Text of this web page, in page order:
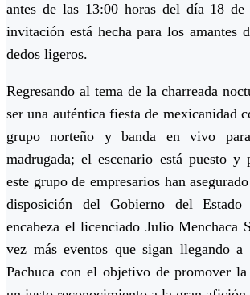
antes de las 13:00 horas del día 18
invitación está hecha para los amantes
dedos ligeros.
Regresando al tema de la charreada
ser una auténtica fiesta de mexicanidad
grupo norteño y banda en vivo
madrugada; el escenario está puesto
este grupo de empresarios han
disposición del Gobierno del
encabeza el licenciado Julio Menchaca
vez más eventos que sigan llegando a
Pachuca con el objetivo de promover